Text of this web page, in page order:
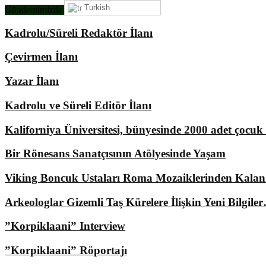
Gündemimizde Ne Var?
Kadrolu/Süreli Redaktör İlanı
Çevirmen İlanı
Yazar İlanı
Kadrolu ve Süreli Editör İlanı
Kaliforniya Üniversitesi, bünyesinde 2000 adet
Bir Rönesans Sanatçısının Atölyesinde Yaşam
Viking Boncuk Ustaları Roma Mozaiklerinden
Arkeologlar Gizemli Taş Kürelere İlişkin Yeni
”Korpiklaani” Interview
”Korpiklaani” Röportajı
Turkish